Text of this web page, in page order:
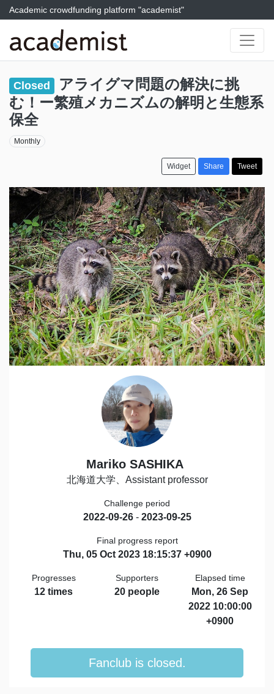
Academic crowdfunding platform "academist"
Closed
アライグマ問題の解決に挑
む！ー繁殖メカニズムの解明と生態系
保全
Monthly
Widget Share Tweet
Mariko SASHIKA
北海道大学、Assistant professor
Challenge period
2022-09-26- 2023-09-25
Final progress report
Thu, 05 Oct 2023 18:15:37 +0900
Progresses
12 times
Supporters
20 people
Elapsed time
Mon, 26 Sep
2022 10:00:00
+0900
Fanclub is closed.